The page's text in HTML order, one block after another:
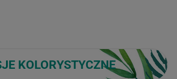
KOLORYSTYCZNE